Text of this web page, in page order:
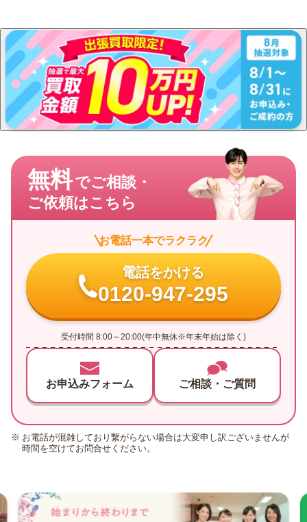
無料でご相談・
ご依頼はこちら
お電話一本でラクラク
電話をかける
0120-947-295
受付時間 8:00～20:00(年中無休※年末年始は除く)
お申込みフォーム ご相談・ご質問
お電話が混雑しており繋がらない場合は大変申し訳ございませんが
時間を空けてお問合せください。